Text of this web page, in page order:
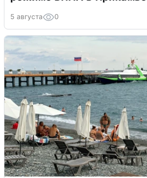
5 августа 0